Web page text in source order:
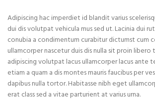
Adipiscing hac imperdiet id blandit varius
dui dis volutpat vehicula mus sed ut. Lacinia dui
conubia a condimentum curabitur dictumst cum
ullamcorper nascetur duis dis nulla sit proin libero
adipiscing volutpat lacus ullamcorper lacus ante
etiam a quam a dis montes mauris faucibus per
dapibus nulla tortor. Habitasse nibh eget
erat class sed a vitae parturient at varius urna.